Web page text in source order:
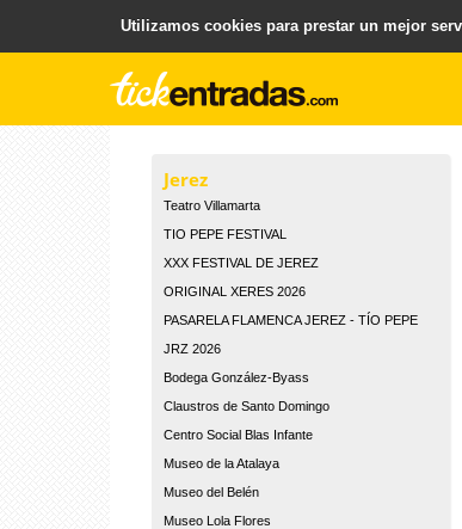
Plataforma para la Venta y Gestion de Entradas .
Jerez
Teatro Villamarta
TIO PEPE FESTIVAL
XXX FESTIVAL DE JEREZ
ORIGINAL XERES 2026
PASARELA FLAMENCA JEREZ - TÍO PEPE
JRZ 2026
Bodega González-Byass
Claustros de Santo Domingo
Centro Social Blas Infante
Museo de la Atalaya
Museo del Belén
Museo Lola Flores
Utilizamos cookies para prestar un mejor